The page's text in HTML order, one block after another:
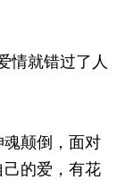
情就错过了人
颠倒，面对
的爱，有花